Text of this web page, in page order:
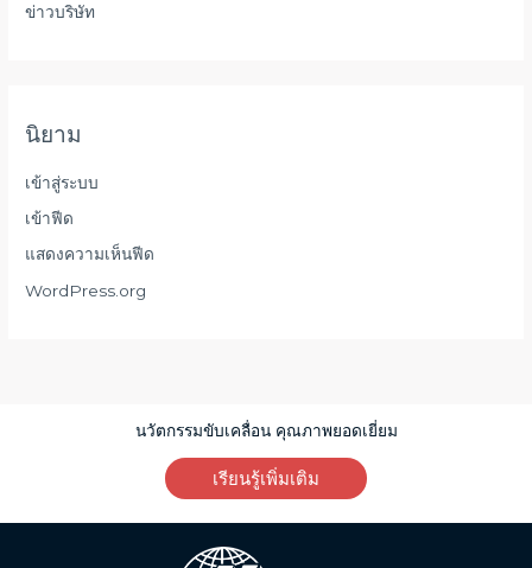
ข่าวบริษัท
นิยาม
เข้าสู่ระบบ
เข้าฟีด
แสดงความเห็นฟีด
WordPress.org
นวัตกรรมขับเคลื่อน คุณภาพยอดเยี่ยม
เรียนรู้เพิ่มเติม